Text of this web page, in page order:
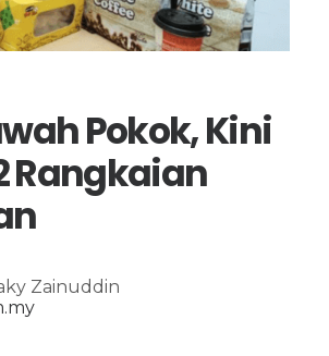
Pokok, Kini
Rangkaian
Zainuddin